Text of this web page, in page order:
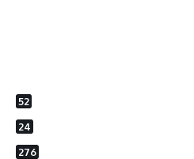
52
24
276